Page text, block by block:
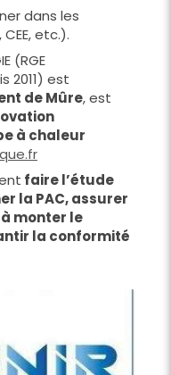
dans les
etc.).
(RGE
2011) est
de Mûre, est
à chaleur
faire l’étude
la PAC, assurer
monter le
la conformité